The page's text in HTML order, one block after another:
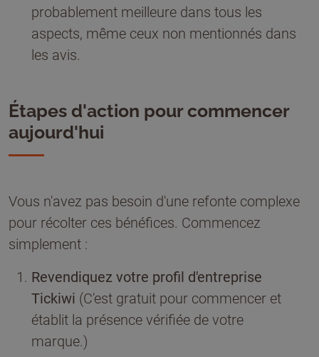
probablement meilleure dans tous les
aspects, même ceux non mentionnés dans
les avis.
Étapes d'action pour commencer
aujourd'hui
Vous n'avez pas besoin d'une refonte complexe
pour récolter ces bénéfices. Commencez
simplement :
Revendiquez votre profil d'entreprise
Tickiwi (C'est gratuit pour commencer et
établit la présence vérifiée de votre
marque.)